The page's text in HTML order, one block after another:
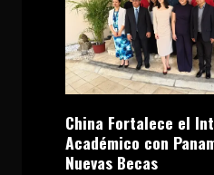
China Fortalece el
Académico con
Nuevas Becas